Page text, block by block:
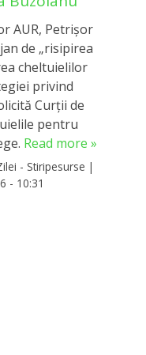
AUR, Petrișor
de „risipirea
cheltuielilor
privind
Curții de
pentru
Read more »
- Stiripesurse |
- 10:31